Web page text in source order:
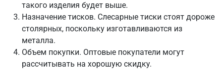
такого изделия будет выше.
Назначение тисков. Слесарные тиски стоят дороже
столярных, поскольку изготавливаются из
металла.
Объем покупки. Оптовые покупатели могут
рассчитывать на хорошую скидку.